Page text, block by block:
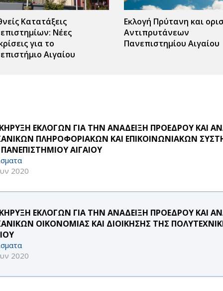
Κατατάξεις
Νέες
για το
Αιγαίου
Εκλογή Πρύτανη και
Αντιπρυτάνεων
Πανεπιστημίου Αιγαίου
ΕΚΛΟΓΩΝ ΓΙΑ ΤΗΝ ΑΝΑΔΕΙΞΗ ΠΡΟΕΔΡΟΥ ΚΑΙ
ΠΛΗΡΟΦΟΡΙΑΚΩΝ ΚΑΙ ΕΠΙΚΟΙΝΩΝΙΑΚΩΝ
ΑΙΓΑΙΟΥ
2020
ΕΚΛΟΓΩΝ ΓΙΑ ΤΗΝ ΑΝΑΔΕΙΞΗ ΠΡΟΕΔΡΟΥ ΚΑΙ
ΟΙΚΟΝΟΜΙΑΣ ΚΑΙ ΔΙΟΙΚΗΣΗΣ ΤΗΣ
2020